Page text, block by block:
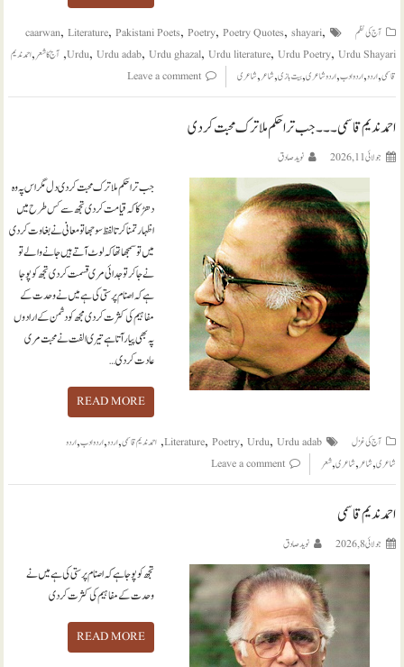
آج کی نظم caarwan, Literature, Pakistani Poets, Poetry, Poetry Quotes, shayari,
Urdu, Urdu adab, Urdu ghazal, Urdu literature, Urdu Poetry, Urdu Shayari
,آج کا شعر,احمد ندیم
قاسمی,اردو,اردو ادب,اردو شاعری,بیت بازی,شاعر,شاعری Leave a comment
احمد ندیم قاسمی ۔۔۔ جب ترا حکم ملا ترک محبت کر دی
جولائی 11, 2026 نويد صادق
جب ترا حکم ملا ترک محبت کر دی دل مگر اس پہ وہ
دھڑکا کہ قیامت کر دی تجھ سے کس طرح میں
اظہار تمنا کرتا لفظ سوجھا تو معانی نے بغاوت کر دی
میں تو سمجھا تھا کہ لوٹ آتے ہیں جانے والے تو
نے جا کر تو جدائی مری قسمت کر دی تجھ کو پوجا
ہے کہ اصنام پرستی کی ہے میں نے وحدت کے
مفاہیم کی کثرت کر دی مجھ کو دشمن کے ارادوں
پہ بھی پیار آتا ہے تیری الفت نے محبت مری
عادت کر دی…
READ MORE
آج کی غزل Literature, Poetry, Urdu, Urdu adab
,احمد ندیم قاسمی,اردو,اردو ادب,اردو
شاعری,شاعر,شاعری,شعر Leave a comment
احمد ندیم قاسمی
جولائی 8, 2026 نويد صادق
تجھ کو پوجا ہے کہ اصنام پرستی کی ہے میں نے
وحدت کے مفاہیم کی کثرت کر دی
READ MORE